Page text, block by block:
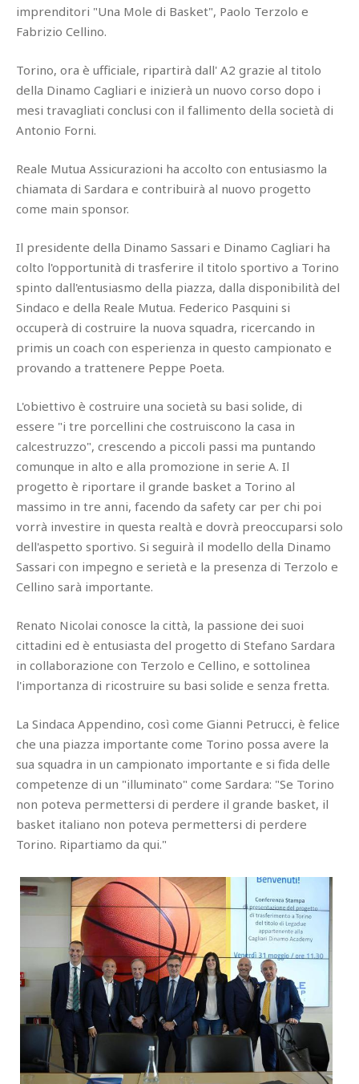
imprenditori "Una Mole di Basket", Paolo Terzolo e
Fabrizio Cellino.
Torino, ora è ufficiale, ripartirà dall' A2 grazie al titolo
della Dinamo Cagliari e inizierà un nuovo corso dopo i
mesi travagliati conclusi con il fallimento della società di
Antonio Forni.
Reale Mutua Assicurazioni ha accolto con entusiasmo la
chiamata di Sardara e contribuirà al nuovo progetto
come main sponsor.
Il presidente della Dinamo Sassari e Dinamo Cagliari ha
colto l'opportunità di trasferire il titolo sportivo a Torino
spinto dall'entusiasmo della piazza, dalla disponibilità del
Sindaco e della Reale Mutua. Federico Pasquini si
occuperà di costruire la nuova squadra, ricercando in
primis un coach con esperienza in questo campionato e
provando a trattenere Peppe Poeta.
L'obiettivo è costruire una società su basi solide, di
essere "i tre porcellini che costruiscono la casa in
calcestruzzo", crescendo a piccoli passi ma puntando
comunque in alto e alla promozione in serie A. Il
progetto è riportare il grande basket a Torino al
massimo in tre anni, facendo da safety car per chi poi
vorrà investire in questa realtà e dovrà preoccuparsi solo
dell'aspetto sportivo. Si seguirà il modello della Dinamo
Sassari con impegno e serietà e la presenza di Terzolo e
Cellino sarà importante.
Renato Nicolai conosce la città, la passione dei suoi
cittadini ed è entusiasta del progetto di Stefano Sardara
in collaborazione con Terzolo e Cellino, e sottolinea
l'importanza di ricostruire su basi solide e senza fretta.
La Sindaca Appendino, così come Gianni Petrucci, è felice
che una piazza importante come Torino possa avere la
sua squadra in un campionato importante e si fida delle
competenze di un "illuminato" come Sardara: "Se Torino
non poteva permettersi di perdere il grande basket, il
basket italiano non poteva permettersi di perdere
Torino. Ripartiamo da qui."